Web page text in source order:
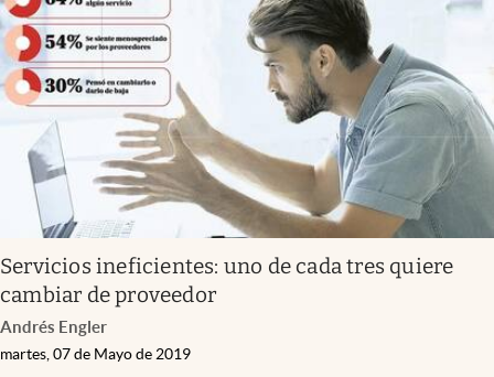
Servicios ineficientes: uno de cada tres quiere
cambiar de proveedor
Andrés Engler
martes, 07 de Mayo de 2019